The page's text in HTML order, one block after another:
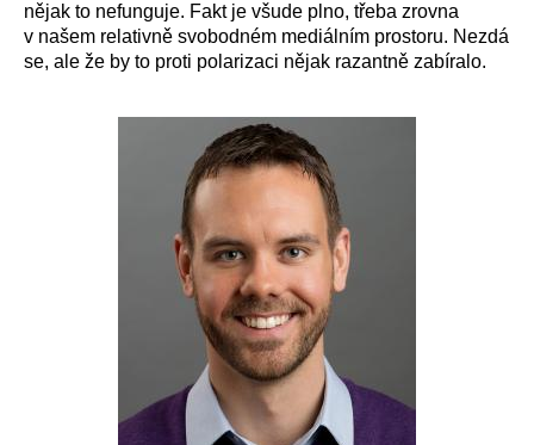
nějak to nefunguje. Fakt je všude plno, třeba zrovna
v našem relativně svobodném mediálním prostoru. Nezdá
se, ale že by to proti polarizaci nějak razantně zabíralo.